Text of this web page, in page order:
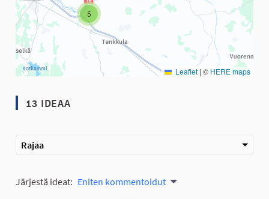
5
Leaflet | © HERE maps
13 IDEAA
Rajaa
Järjestä ideat: Eniten kommentoidut